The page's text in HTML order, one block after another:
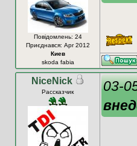
Повідомлень: 24
Приєднався: Apr 2012
Киев
skoda fabia
NiceNick
Рассказчик 03-